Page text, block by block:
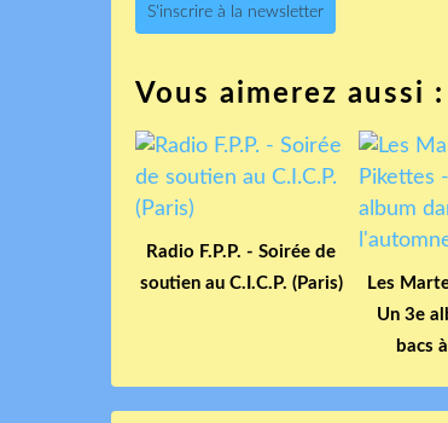
S'inscrire à la newsletter
Vous aimerez aussi :
Radio F.P.P. - Soirée de
soutien au C.I.C.P. (Paris)
Les
Un 3e
bacs